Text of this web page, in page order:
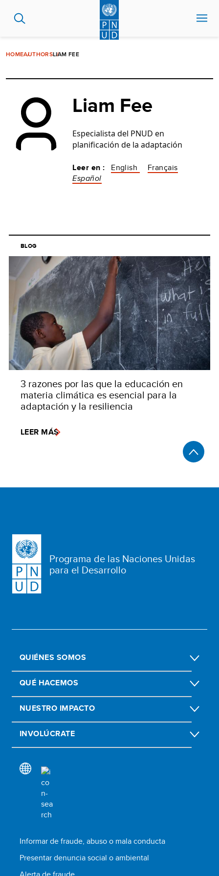
contenido
HOMEAUTHORSLIAM FEE
Liam Fee
Especialista del PNUD en
planificación de la adaptación
Leer en : English
Français
Español
BLOG
3 razones por las que la educación en
materia climática es esencial para la
adaptación y la resiliencia
LEER MÁS
Programa de las Naciones Unidas
para el Desarrollo
QUIÉNES SOMOS
QUÉ HACEMOS
NUESTRO IMPACTO
INVOLÚCRATE
Informar de fraude, abuso o mala conducta
Presentar denuncia social o ambiental